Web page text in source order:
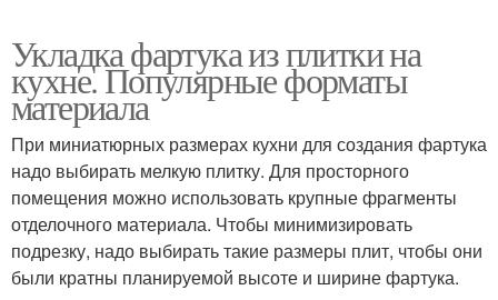
Укладка фартука из плитки на
кухне. Популярные форматы
материала
При миниатюрных размерах кухни для создания фартука
надо выбирать мелкую плитку. Для просторного
помещения можно использовать крупные фрагменты
отделочного материала. Чтобы минимизировать
подрезку, надо выбирать такие размеры плит, чтобы они
были кратны планируемой высоте и ширине фартука.